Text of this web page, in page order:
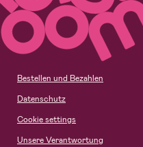
Bestellen und Bezahlen
Datenschutz
Cookie settings
Unsere Verantwortung